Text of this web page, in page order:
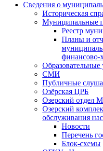
Сведения о
Историческая
Муниципальные
Реестр
Планы и
финансово-
Образовательные
СМИ
Публичные
Озёрская ЦРБ
Озерский отдел
Озерский
обслуживания
Новости
Перечень
Блок-схемы